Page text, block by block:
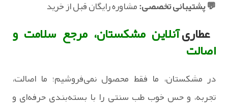
‏💬 پشتیبانی تخصصی:مشاوره رایگان قبل از خرید
عطاریآنلاین مشکستان، مرجع سلامت و
اصالت
در مشکستان، ما فقط محصول نمی‌فروشیم؛ ما اصالت،
تجربه، و حس خوب طب سنتی را با بسته‌بندی حرفه‌ای و